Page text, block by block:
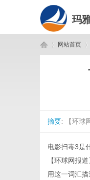
玛
网站首页
摘要: 【环球
电影扫毒3是
【环球网报
用这一词汇